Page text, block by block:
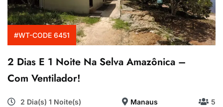
#WT-CODE 6451
2 Dias E 1 Noite Na Selva Amazônica –
Com Ventilador!
2 Dia(s) 1 Noite(s) Manaus 5